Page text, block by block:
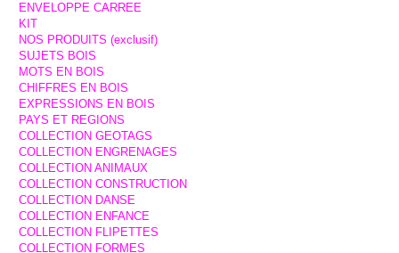
ENVELOPPE CARREE
KIT
NOS PRODUITS (exclusif)
SUJETS BOIS
MOTS EN BOIS
CHIFFRES EN BOIS
EXPRESSIONS EN BOIS
PAYS ET REGIONS
COLLECTION GEOTAGS
COLLECTION ENGRENAGES
COLLECTION ANIMAUX
COLLECTION CONSTRUCTION
COLLECTION DANSE
COLLECTION ENFANCE
COLLECTION FLIPETTES
COLLECTION FORMES